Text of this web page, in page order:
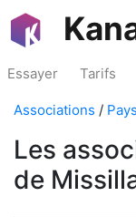
Essayer Tarifs
Associations /
Les
de